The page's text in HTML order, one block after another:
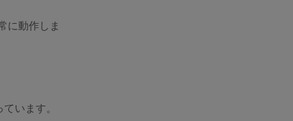
に動作しま
います。